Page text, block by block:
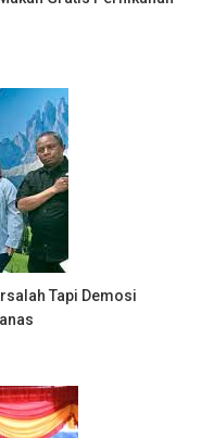
Tapi Demosi